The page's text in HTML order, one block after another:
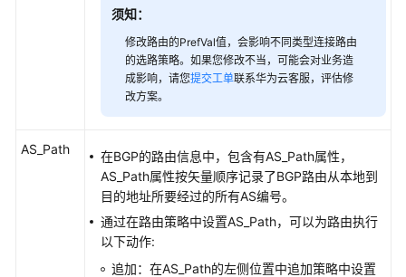
略
须知：
修改路由的PrefVal值，会影响不同类型连接路由
的选路策略。如果您修改不当，可能会对业务造
成影响，请您提交工单联系华为云客服，评估修
改方案。
AS_Path
在BGP的路由信息中，包含有AS_Path属性，
AS_Path属性按矢量顺序记录了BGP路由从本地到
目的地址所要经过的所有AS编号。
通过在路由策略中设置AS_Path，可以为路由执行
以下动作:
追加：在AS_Path的左侧位置中追加策略中设置